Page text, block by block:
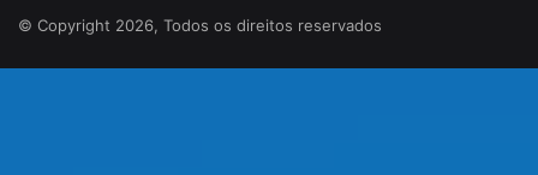
© Copyright 2026, Todos os direitos reservados